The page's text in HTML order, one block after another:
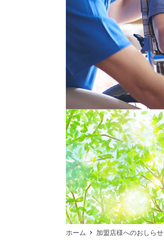
ホーム 加盟店様へのおしらせ